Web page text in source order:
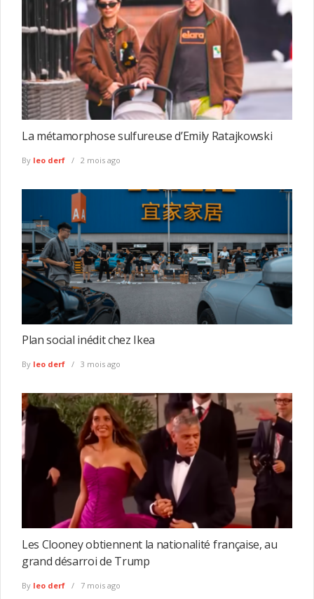
La métamorphose sulfureuse d’Emily Ratajkowski
By leo derf 2 mois ago
Plan social inédit chez Ikea
By leo derf 3 mois ago
Les Clooney obtiennent la nationalité française, au
grand désarroi de Trump
By leo derf 7 mois ago